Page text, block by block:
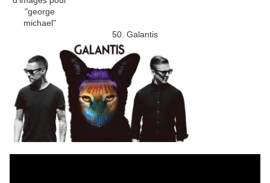
50. Galantis